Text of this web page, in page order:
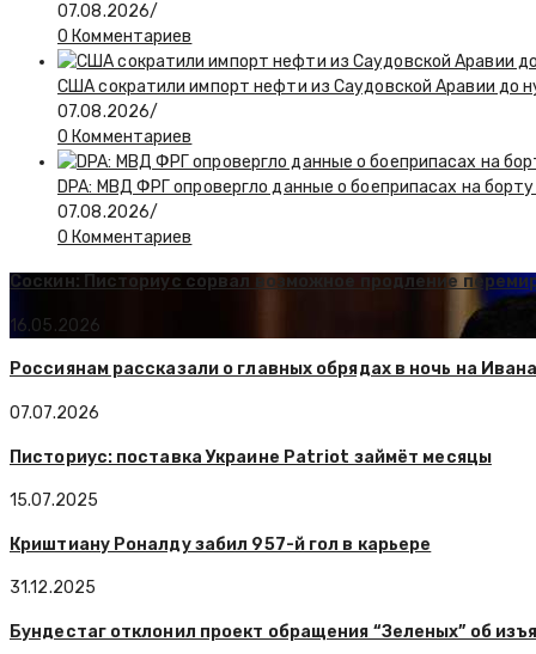
07.08.2026/
0 Комментариев
США сократили импорт нефти из Саудовской Аравии до
07.08.2026/
0 Комментариев
DPA: МВД ФРГ опровергло данные о боеприпасах на
07.08.2026/
0 Комментариев
Соскин: Писториус сорвал возможное продление
16.05.2026
Россиянам рассказали о главных обрядах в ночь на
07.07.2026
Писториус: поставка Украине Patriot займёт месяцы
15.07.2025
Криштиану Роналду забил 957-й гол в карьере
31.12.2025
Бундестаг отклонил проект обращения “Зеленых” об